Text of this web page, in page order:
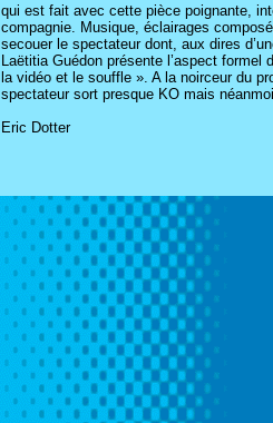
qui est fait avec cette pièce poignante,
compagnie. Musique, éclairages
secouer le spectateur dont, aux dires
Laëtitia Guédon présente l’aspect
la vidéo et le souffle ». A la noirceur du
spectateur sort presque KO mais
Eric Dotter